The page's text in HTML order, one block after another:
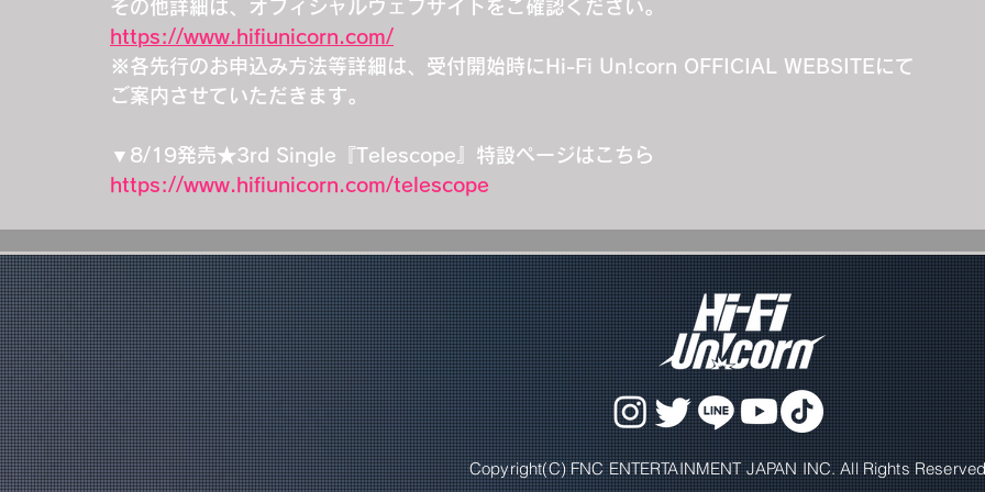
その他詳細は、オフィシャルウェブサイトをご確認ください。
https://www.hifiunicorn.com/
※各先行のお申込み方法等詳細は、受付開始時にHi-Fi Un!corn OFFICIAL WEBSITEにて
ご案内させていただきます。
▼8/19発売★3rd Single『Telescope』特設ページはこちら
https://www.hifiunicorn.com/telescope
Copyright(C) FNC ENTERTAINMENT JAPAN INC. All Rights